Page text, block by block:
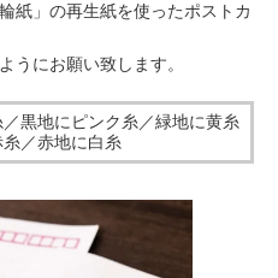
紙」の再生紙を使ったポストカ
うにお願い致します。
黒地にピンク糸／緑地に黄糸
糸／赤地に白糸